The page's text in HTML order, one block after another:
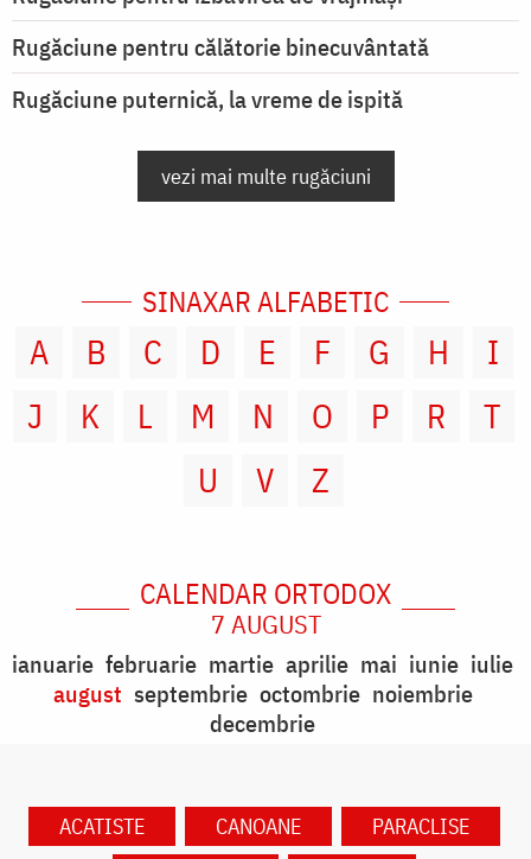
Rugăciune pentru călătorie binecuvântată
Rugăciune puternică, la vreme de ispită
vezi mai multe rugăciuni
SINAXAR ALFABETIC
A B C D E F G H
I
J
K L M N O P R
T
U
V Z
CALENDAR ORTODOX
7 AUGUST
ianuarie februarie martie aprilie mai iunie iulie
august septembrie octombrie noiembrie
decembrie
ACATISTE CANOANE
PARACLISE